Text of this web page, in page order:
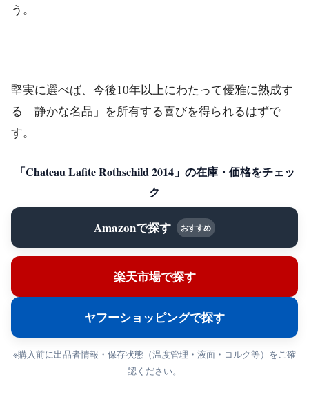
う。
堅実に選べば、今後10年以上にわたって優雅に熟成す
る「静かな名品」を所有する喜びを得られるはずで
す。
「Chateau Lafite Rothschild 2014」の在庫・価格をチェッ
ク
Amazonで探す おすすめ
楽天市場で探す
ヤフーショッピングで探す
※購入前に出品者情報・保存状態（温度管理・液面・コルク等）をご確
認ください。